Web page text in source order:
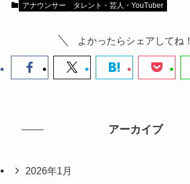
アナウンサー タレント・芸人・YouTuber
よかったらシェアしてね！
アーカイブ
2026年1月